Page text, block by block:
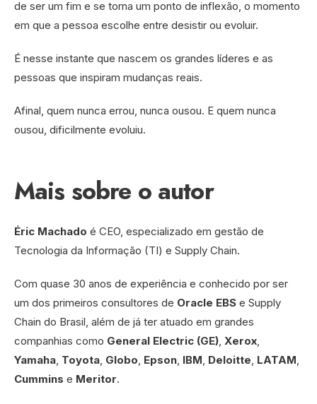
de ser um fim e se torna um ponto de inflexão, o momento
em que a pessoa escolhe entre desistir ou evoluir.
É nesse instante que nascem os grandes líderes e as
pessoas que inspiram mudanças reais.
Afinal, quem nunca errou, nunca ousou. E quem nunca
ousou, dificilmente evoluiu.
Mais sobre o autor
Éric Machado é CEO, especializado em gestão de
Tecnologia da Informação (TI) e Supply Chain.
Com quase 30 anos de experiência e conhecido por ser
um dos primeiros consultores de Oracle EBS e Supply
Chain do Brasil, além de já ter atuado em grandes
companhias como General Electric (GE) Xerox
Yamaha Toyota Globo Epson IBM Deloitte LATAM
Cummins e Meritor.